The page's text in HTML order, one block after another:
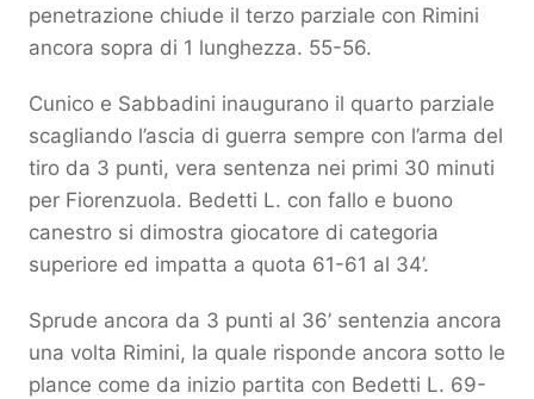
penetrazione chiude il terzo parziale con Rimini
ancora sopra di 1 lunghezza. 55-56.
Cunico e Sabbadini inaugurano il quarto parziale
scagliando l’ascia di guerra sempre con l’arma del
tiro da 3 punti, vera sentenza nei primi 30 minuti
per Fiorenzuola. Bedetti L. con fallo e buono
canestro si dimostra giocatore di categoria
superiore ed impatta a quota 61-61 al 34’.
Sprude ancora da 3 punti al 36’ sentenzia ancora
una volta Rimini, la quale risponde ancora sotto le
plance come da inizio partita con Bedetti L. 69-